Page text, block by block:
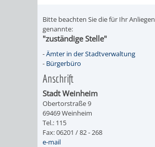
Bitte beachten Sie die für Ihr Anliegen
genannte:
"zuständige Stelle"
-Ämter in der Stadtverwaltung
- Bürgerbüro
Anschrift
Stadt Weinheim
Obertorstraße 9
69469 Weinheim
Tel.: 115
Fax: 06201 / 82 - 268
e-mail